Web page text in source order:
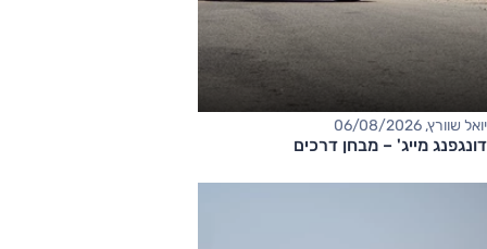
יואל שוורץ, 06/08/2026
דונגפנג מייג' – מבחן דרכים